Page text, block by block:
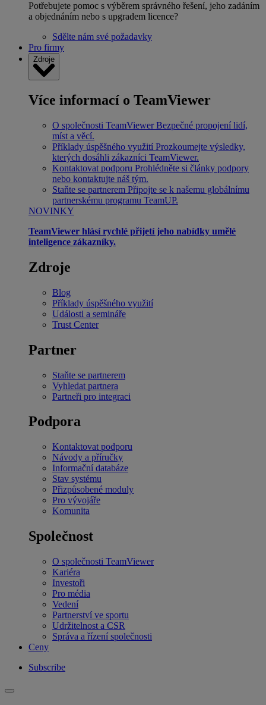
Potřebujete pomoc s výběrem správného řešení, jeho zadáním
a objednáním nebo s upgradem licence?
Sdělte nám své požadavky
Pro firmy
Zdroje
Více informací o TeamViewer
O společnosti TeamViewer Bezpečné propojení lidí,
míst a věcí.
Příklady úspěšného využití Prozkoumejte výsledky,
kterých dosáhli zákazníci TeamViewer.
Kontaktovat podporu Prohlédněte si články podpory
nebo kontaktujte náš tým.
Staňte se partnerem Připojte se k našemu globálnímu
partnerskému programu TeamUP.
NOVINKY
TeamViewer hlásí rychlé přijetí jeho nabídky umělé
inteligence zákazníky.
Zdroje
Blog
Příklady úspěšného využití
Události a semináře
Trust Center
Partner
Staňte se partnerem
Vyhledat partnera
Partneři pro integraci
Podpora
Kontaktovat podporu
Návody a příručky
Informační databáze
Stav systému
Přizpůsobené moduly
Pro vývojáře
Komunita
Společnost
O společnosti TeamViewer
Kariéra
Investoři
Pro média
Vedení
Partnerství ve sportu
Udržitelnost a CSR
Správa a řízení společnosti
Ceny
Subscribe